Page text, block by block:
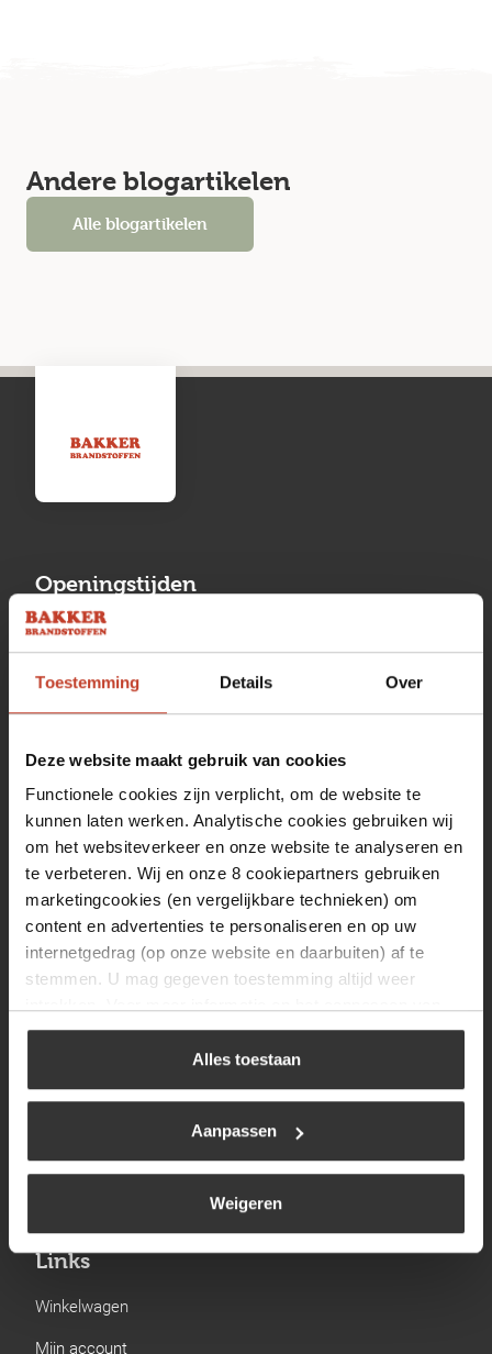
Toestemming Details Over
Deze website maakt gebruik van cookies
Functionele cookies zijn verplicht, om de website te
kunnen laten werken. Analytische cookies gebruiken wij
om het websiteverkeer en onze website te analyseren en
te verbeteren. Wij en onze 8 cookiepartners gebruiken
marketingcookies (en vergelijkbare technieken) om
content en advertenties te personaliseren en op uw
internetgedrag (op onze website en daarbuiten) af te
stemmen. U mag gegeven toestemming altijd weer
uw keuze op onze website verwijzen wij u naar ons
Alles toestaan
Aanpassen
Weigeren
Andere blogartikelen
Alle blogartikelen
Openingstijden
Maandag
13:00 tot 17:00
Dinsdag
08:00 tot 17:00
08:00 tot 17:00
Vrijdag
08:00 tot 17:00
Zaterdag
09:30 tot 12:00
Zondag
Gesloten
Navigatie
BBQ
Kamperen
Gastechniek
Links
Winkelwagen
Mijn account